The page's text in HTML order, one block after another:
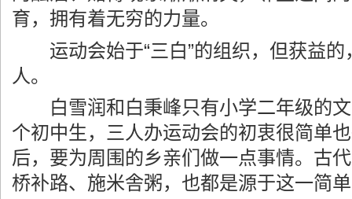
育，拥有着无穷的力量。
运动会始于“三白”的组织，但获益的
人。
白雪润和白秉峰只有小学二年级的文
个初中生，三人办运动会的初衷很简单
后，要为周围的乡亲们做一点事情。古
桥补路、施米舎粥，也都是源于这一简